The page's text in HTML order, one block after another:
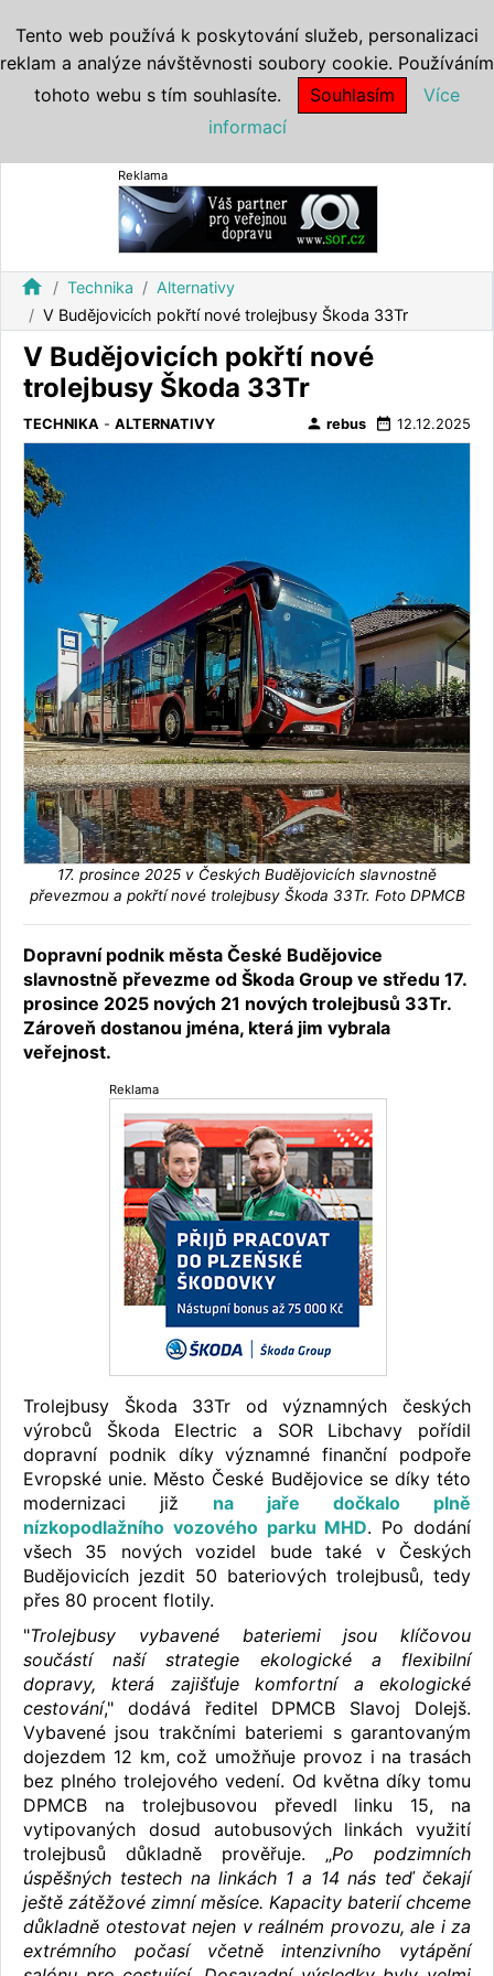
Reklama
home Technika
Alternativy
V Budějovicích pokřtí nové trolejbusy Škoda 33Tr
V Budějovicích pokřtí nové
trolejbusy Škoda 33Tr
TECHNIKA - ALTERNATIVY person rebus date_range 12.12.2025
17. prosince 2025 v Českých Budějovicích slavnostně
převezmou a pokřtí nové trolejbusy Škoda 33Tr. Foto DPMCB
Dopravní podnik města České Budějovice
slavnostně převezme od Škoda Group ve středu 17.
prosince 2025 nových 21 nových trolejbusů 33Tr.
Zároveň dostanou jména, která jim vybrala
veřejnost.
Reklama
Trolejbusy Škoda 33Tr od významných českých
výrobců Škoda Electric a SOR Libchavy pořídil
dopravní podnik díky významné finanční podpoře
Evropské unie. Město České Budějovice se díky této
modernizaci již na jaře dočkalo plně
nízkopodlažního vozového parku MHD. Po dodání
všech 35 nových vozidel bude také v Českých
Budějovicích jezdit 50 bateriových trolejbusů, tedy
přes 80 procent flotily.
"Trolejbusy vybavené bateriemi jsou klíčovou
součástí naší strategie ekologické a flexibilní
dopravy, která zajišťuje komfortní a ekologické
cestování," dodává ředitel DPMCB Slavoj Dolejš.
Vybavené jsou trakčními bateriemi s garantovaným
dojezdem 12 km, což umožňuje provoz i na trasách
bez plného trolejového vedení. Od května díky tomu
DPMCB na trolejbusovou převedl linku 15, na
vytipovaných dosud autobusových linkách využití
trolejbusů důkladně prověřuje. „Po podzimních
úspěšných testech na linkách 1 a 14 nás teď čekají
ještě zátěžové zimní měsíce. Kapacity baterií chceme
důkladně otestovat nejen v reálném provozu, ale i za
extrémního počasí včetně intenzivního vytápění
Tento web používá k poskytování služeb, personalizaci
reklam a analýze návštěvnosti soubory cookie. Používáním
tohoto webu s tím souhlasíte.
Souhlasím
Více
informací